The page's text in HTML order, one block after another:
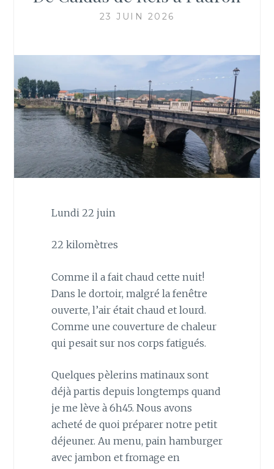
23 JUIN 2026
Lundi 22 juin
22 kilomètres
Comme il a fait chaud cette nuit!
Dans le dortoir, malgré la fenêtre
ouverte, l’air était chaud et lourd.
Comme une couverture de chaleur
qui pesait sur nos corps fatigués.
Quelques pèlerins matinaux sont
déjà partis depuis longtemps quand
je me lève à 6h45. Nous avons
acheté de quoi préparer notre petit
déjeuner. Au menu, pain hamburger
avec jambon et fromage en